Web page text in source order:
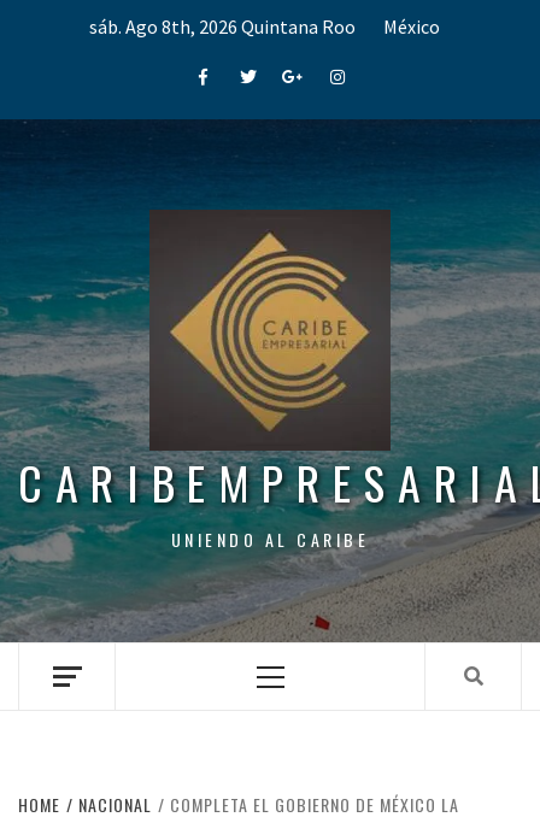
sáb. Ago 8th, 2026 Quintana Roo México
FacebookTwitterGoogle+Instagram
UNIENDO AL CARIBE
Menu
HOME NACIONAL
COMPLETA EL GOBIERNO DE MÉXICO LA